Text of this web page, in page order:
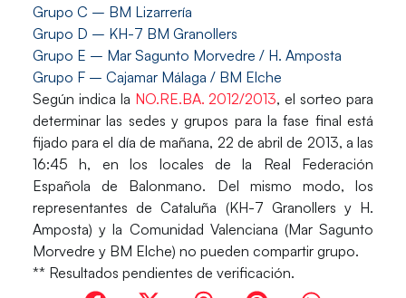
Grupo C – BM Lizarrería
Grupo D – KH-7 BM Granollers
Grupo E – Mar Sagunto Morvedre / H. Amposta
Grupo F – Cajamar Málaga / BM Elche
Según indica la NO.RE.BA. 2012/2013, el sorteo para
determinar las sedes y grupos para la fase final está
fijado para el día de mañana, 22 de abril de 2013, a las
16:45 h, en los locales de la Real Federación
Española de Balonmano. Del mismo modo, los
representantes de Cataluña (KH-7 Granollers y H.
Amposta) y la Comunidad Valenciana (Mar Sagunto
Morvedre y BM Elche) no pueden compartir grupo.
** Resultados pendientes de verificación.